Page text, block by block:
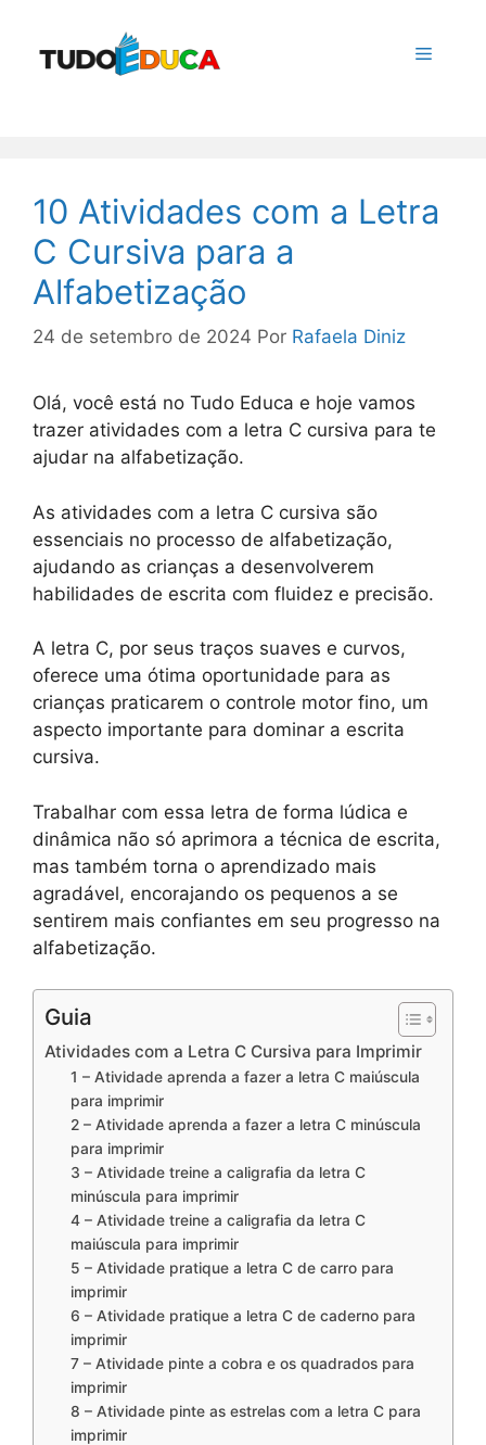
Menu
10 Atividades com a Letra
C Cursiva para a
Alfabetização
24 de setembro de 2024 Por Rafaela Diniz
Olá, você está no Tudo Educa e hoje vamos
trazer atividades com a letra C cursiva para te
ajudar na alfabetização.
As atividades com a letra C cursiva são
essenciais no processo de alfabetização,
ajudando as crianças a desenvolverem
habilidades de escrita com fluidez e precisão.
A letra C, por seus traços suaves e curvos,
oferece uma ótima oportunidade para as
crianças praticarem o controle motor fino, um
aspecto importante para dominar a escrita
cursiva.
Trabalhar com essa letra de forma lúdica e
dinâmica não só aprimora a técnica de escrita,
mas também torna o aprendizado mais
agradável, encorajando os pequenos a se
sentirem mais confiantes em seu progresso na
alfabetização.
Guia
Atividades com a Letra C Cursiva para Imprimir
1 – Atividade aprenda a fazer a letra C maiúscula
para imprimir
2 – Atividade aprenda a fazer a letra C minúscula
para imprimir
3 – Atividade treine a caligrafia da letra C
minúscula para imprimir
4 – Atividade treine a caligrafia da letra C
maiúscula para imprimir
5 – Atividade pratique a letra C de carro para
imprimir
6 – Atividade pratique a letra C de caderno para
imprimir
7 – Atividade pinte a cobra e os quadrados para
imprimir
8 – Atividade pinte as estrelas com a letra C para
imprimir